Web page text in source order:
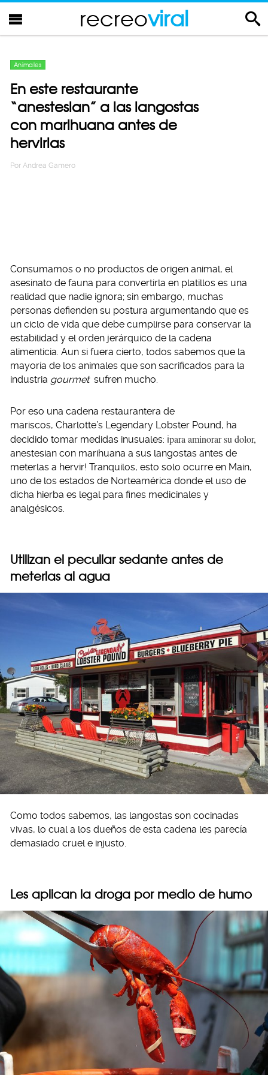
recreoviral
Animales
En este restaurante
“anestesian” a las langostas
con marihuana antes de
hervirlas
Por Andrea Gamero
Consumamos o no productos de origen animal, el
asesinato de fauna para convertirla en platillos es una
realidad que nadie ignora; sin embargo, muchas
personas defienden su postura argumentando que es
un ciclo de vida que debe cumplirse para conservar la
estabilidad y el orden jerárquico de la cadena
alimenticia. Aun si fuera cierto, todos sabemos que la
mayoría de los animales que son sacrificados para la
industria gourmet sufren mucho.
Por eso una cadena restaurantera de
mariscos, Charlotte’s Legendary Lobster Pound, ha
decidido tomar medidas inusuales: ¡para aminorar su dolor,
anestesian con marihuana a sus langostas antes de
meterlas a hervir! Tranquilos, esto solo ocurre en Main,
uno de los estados de Norteamérica donde el uso de
dicha hierba es legal para fines medicinales y
analgésicos.
Utilizan el peculiar sedante antes de
meterlas al agua
Como todos sabemos, las langostas son cocinadas
vivas, lo cual a los dueños de esta cadena les parecía
demasiado cruel e injusto.
Les aplican la droga por medio de humo